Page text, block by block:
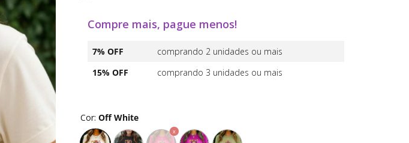
Compre mais, pague menos!
7% OFF
comprando 2 unidades ou mais
15% OFF
comprando 3 unidades ou mais
Cor: Off White